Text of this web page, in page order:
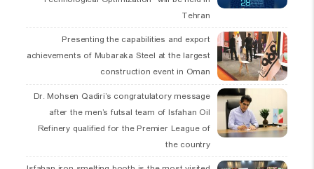
Tehran
Presenting the capabilities and export
achievements of Mubaraka Steel at the largest
construction event in Oman
Dr. Mohsen Qadiri’s congratulatory message
after the men’s futsal team of Isfahan Oil
Refinery qualified for the Premier League of
the country